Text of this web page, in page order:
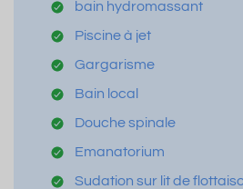
bain hydromassant
Piscine à jet
Gargarisme
Bain local
Douche spinale
Emanatorium
Sudation sur lit de